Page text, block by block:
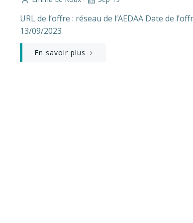
URL de l’offre : réseau de l’AEDAA Date de
13/09/2023
En savoir plus